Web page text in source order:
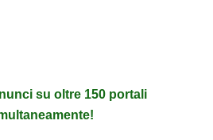
su oltre 150 portali